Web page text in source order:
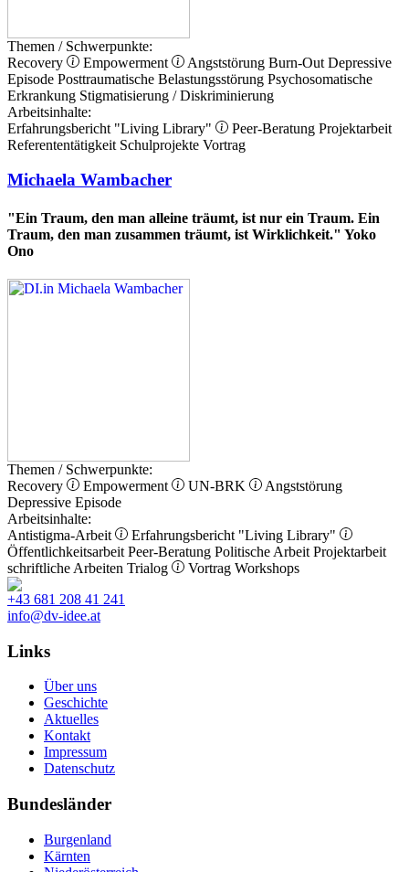
Themen / Schwerpunkte:
Recovery
Empowerment Angststörung Burn-Out Depressive
Episode Posttraumatische Belastungsstörung Psychosomatische
Erkrankung Stigmatisierung / Diskriminierung
Arbeitsinhalte:
Erfahrungsbericht "Living Library" Peer-Beratung Projektarbeit
Referententätigkeit Schulprojekte Vortrag
Michaela Wambacher
"Ein Traum, den man alleine träumt, ist nur ein Traum. Ein
Traum, den man zusammen träumt, ist Wirklichkeit." Yoko
Ono
Themen / Schwerpunkte:
Recovery
Empowerment UN-BRK
Angststörung
Depressive Episode
Arbeitsinhalte:
Antistigma-Arbeit
Erfahrungsbericht "Living Library"
Öffentlichkeitsarbeit Peer-Beratung Politische Arbeit Projektarbeit
schriftliche Arbeiten Trialog Vortrag Workshops
+43 681 208 41 241
info@dv-idee.at
Links
Über uns
Geschichte
Aktuelles
Kontakt
Impressum
Datenschutz
Bundesländer
Burgenland
Kärnten